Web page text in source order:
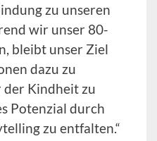
zu unseren
wir unser 80-
bleibt unser Ziel
dazu zu
der Kindheit zu
Potenzial durch
zu entfalten.“